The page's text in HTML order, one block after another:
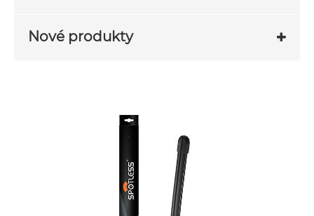
Nové produkty